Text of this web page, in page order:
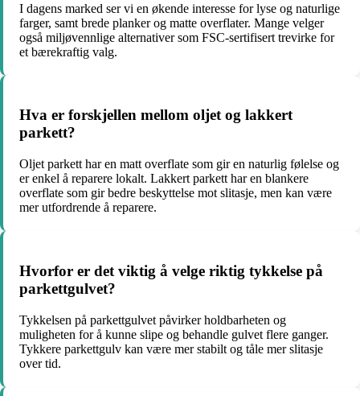
I dagens marked ser vi en økende interesse for lyse og naturlige
farger, samt brede planker og matte overflater. Mange velger
også miljøvennlige alternativer som FSC-sertifisert trevirke for
et bærekraftig valg.
Hva er forskjellen mellom oljet og lakkert
parkett?
Oljet parkett har en matt overflate som gir en naturlig følelse og
er enkel å reparere lokalt. Lakkert parkett har en blankere
overflate som gir bedre beskyttelse mot slitasje, men kan være
mer utfordrende å reparere.
Hvorfor er det viktig å velge riktig tykkelse på
parkettgulvet?
Tykkelsen på parkettgulvet påvirker holdbarheten og
muligheten for å kunne slipe og behandle gulvet flere ganger.
Tykkere parkettgulv kan være mer stabilt og tåle mer slitasje
over tid.